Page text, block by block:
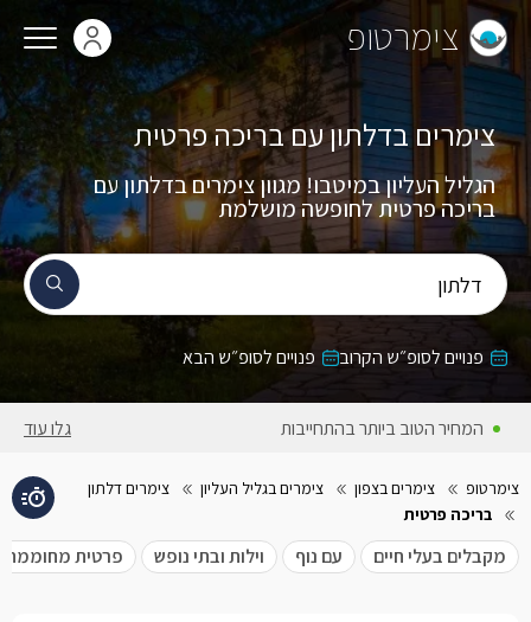
צימרטופ
דלתון
צימרים בדלתון עם בריכה פרטית
הגליל העליון במיטבו! מגוון צימרים בדלתון עם
בריכה פרטית לחופשה מושלמת
פנויים לסופ״ש הקרוב פנויים לסופ״ש הבא
המחיר הטוב ביותר בהתחייבות גלו עוד
צימרטופ צימרים בצפון צימרים בגליל העליון
צימרים דלתון
בריכה פרטית
מקבלים בעלי חיים עם נוף וילות ובתי נופש פרטית מחוממת